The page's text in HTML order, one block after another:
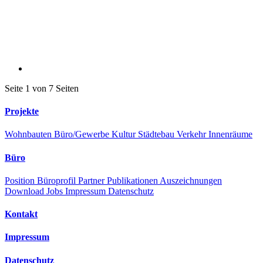
Seite 1 von 7 Seiten
Projekte
Wohnbauten Büro/Gewerbe Kultur Städtebau VerkehrInnenräume
Büro
Position Büroprofil PartnerPublikationen Auszeichnungen
Download Jobs Impressum Datenschutz
Kontakt
Impressum
Datenschutz